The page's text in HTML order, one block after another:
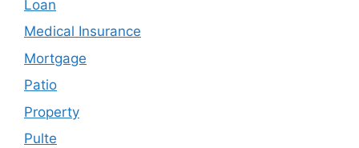
Loan
Medical Insurance
Mortgage
Patio
Property
Pulte